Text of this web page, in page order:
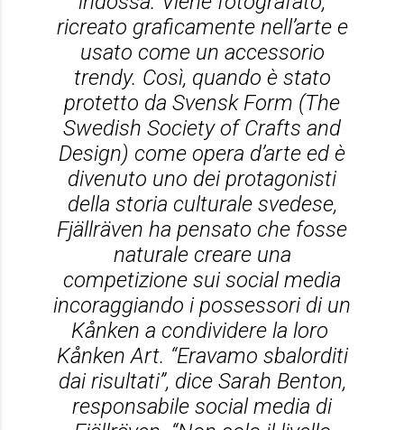
ricreato graficamente nell’arte e
usato come un accessorio
trendy. Così, quando è stato
protetto da Svensk Form (The
Swedish Society of Crafts and
Design) come opera d’arte ed è
divenuto uno dei protagonisti
della storia culturale svedese,
Fjällräven ha pensato che fosse
naturale creare una
competizione sui social media
incoraggiando i possessori di un
Kånken a condividere la loro
Kånken Art. “Eravamo sbalorditi
dai risultati”, dice Sarah Benton,
responsabile social media di